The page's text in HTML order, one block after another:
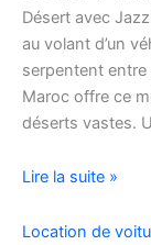
Désert avec
au volant d’un
serpentent
Maroc offre ce
déserts vastes.
location
voiture
Lire la suite »
Location de